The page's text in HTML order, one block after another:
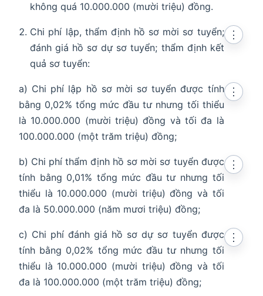
không quá 10.000.000 (mười triệu) đồng.
Chi phí lập, thẩm định hồ sơ mời sơ tuyển;
đánh giá hồ sơ dự sơ tuyển; thẩm định kết
quả sơ tuyển:
⋮
a) Chi phí lập hồ sơ mời sơ tuyển được tính
bằng 0,02% tổng mức đầu tư nhưng tối thiểu
là 10.000.000 (mười triệu) đồng và tối đa là
100.000.000 (một trăm triệu) đồng;
⋮
b) Chi phí thẩm định hồ sơ mời sơ tuyển được
tính bằng 0,01% tổng mức đầu tư nhưng tối
thiểu là 10.000.000 (mười triệu) đồng và tối
đa là 50.000.000 (năm mươi triệu) đồng;
⋮
c) Chi phí đánh giá hồ sơ dự sơ tuyển được
tính bằng 0,02% tổng mức đầu tư nhưng tối
thiểu là 10.000.000 (mười triệu) đồng và tối
đa là 100.000.000 (một trăm triệu) đồng;
⋮